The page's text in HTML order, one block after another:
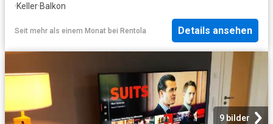
·Keller·Balkon
Seit mehr als einem Monat bei Rentola Details ansehen
9 bilder